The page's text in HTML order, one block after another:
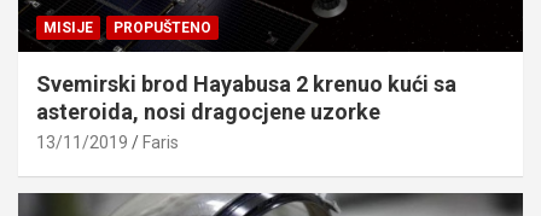
MISIJE PROPUŠTENO
Svemirski brod Hayabusa 2 krenuo kući sa
asteroida, nosi dragocjene uzorke
13/11/2019 Faris